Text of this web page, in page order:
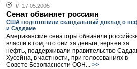
// 17.05.2005
Сенат обвиняет россиян
США подготовили скандальный доклад о
и Саддаме
Американские сенаторы обвинили
власти в том, что они за деньги, вернее за
нефть, поддерживали правительство
Хусейна, в частности, при голосованиях в
Совете Безопасности ООН... >>